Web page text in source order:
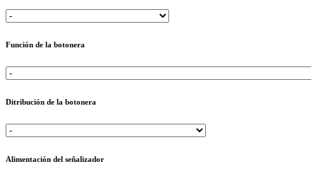
Función de la botonera
Ditribución de la botonera
Alimentación del señalizador